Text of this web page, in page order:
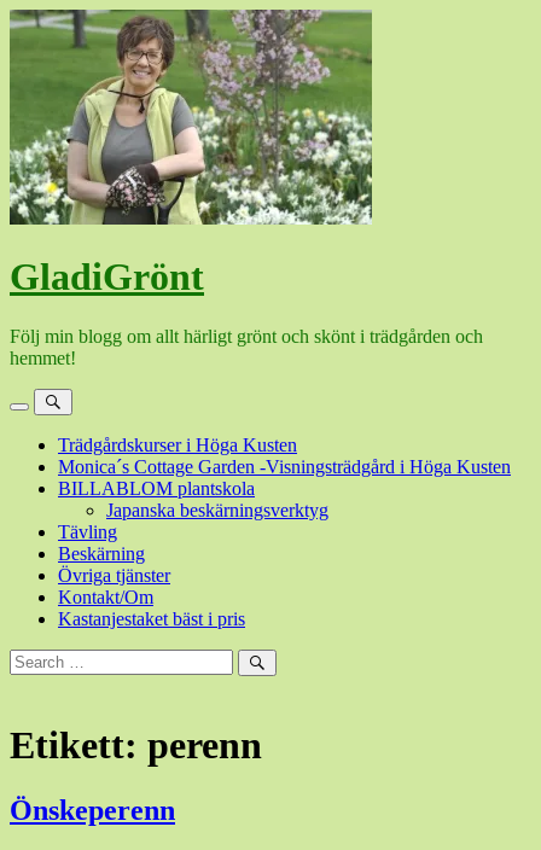
Hoppa
GladiGrönt
Följ min blogg om allt härligt grönt och skönt i trädgården och
hemmet!
MenySök
Trädgårdskurser i Höga Kusten
Monica´s Cottage Garden -Visningsträdgård i Höga Kusten
BILLABLOM plantskola
Japanska beskärningsverktyg
Tävling
Beskärning
Övriga tjänster
Kontakt/Om
Kastanjestaket bäst i pris
Sök
efter:
Sök
Etikett: perenn
Önskeperenn